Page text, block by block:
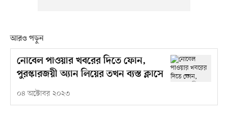
আরও পড়ুন
নোবেল পাওয়ার খবরের দিতে ফোন,
পুরস্কারজয়ী অ্যান লিয়ের তখন ব্যস্ত ক্লাসে
০৪ অক্টোবর ২০২৩